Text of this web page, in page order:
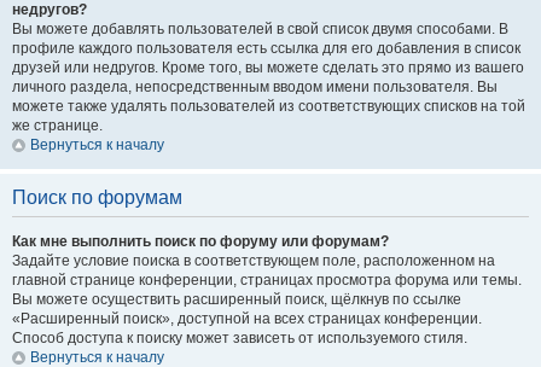
недругов?
Вы можете добавлять пользователей в свой список двумя способами. В
профиле каждого пользователя есть ссылка для его добавления в список
друзей или недругов. Кроме того, вы можете сделать это прямо из вашего
личного раздела, непосредственным вводом имени пользователя. Вы
можете также удалять пользователей из соответствующих списков на той
же странице.
Вернуться к началу
Поиск по форумам
Как мне выполнить поиск по форуму или форумам?
Задайте условие поиска в соответствующем поле, расположенном на
главной странице конференции, страницах просмотра форума или темы.
Вы можете осуществить расширенный поиск, щёлкнув по ссылке
«Расширенный поиск», доступной на всех страницах конференции.
Способ доступа к поиску может зависеть от используемого стиля.
Вернуться к началу